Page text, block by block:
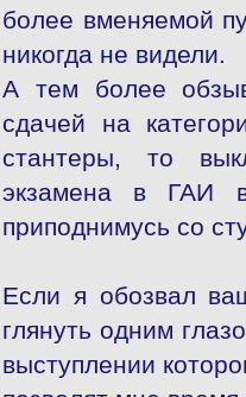
более вменяемой
никогда не видели.
А тем более
сдачей на
стантеры, то
экзамена в ГАИ
приподнимусь со
Если я обозвал
глянуть одним
выступлении